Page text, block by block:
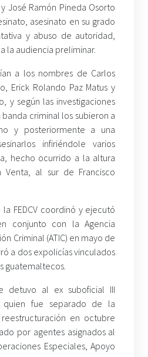
José Ramón Pineda Osorto
asesinato en su grado
y abuso de autoridad,
la audiencia preliminar.
a los nombres de Carlos
Erick Rolando Paz Matus y
y según las investigaciones
criminal los subieron a
y posteriormente a una
infiriéndole varios
hecho ocurrido a la altura
al sur de Francisco
FEDCV coordinó y ejecutó
conjunto con la Agencia
Criminal (ATIC) en mayo de
a dos expolicías vinculados
guatemaltecos.
detuvo al ex suboficial III
quien fue separado de la
en octubre
por agentes asignados al
Especiales, Apoyo